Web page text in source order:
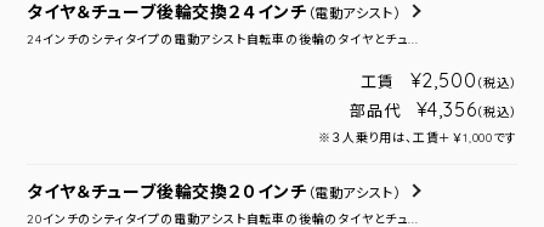
タイヤ＆チューブ後輪交換２４インチ （電動アシスト）
24インチのシティタイプの電動アシスト自転車の後輪のタイヤとチュ...
工賃 ¥2,500 （税込）
部品代 ¥4,356（税込）
※３人乗り用は、工賃＋￥1,000です
タイヤ＆チューブ後輪交換２０インチ （電動アシスト）
20インチのシティタイプの電動アシスト自転車の後輪のタイヤとチュ...